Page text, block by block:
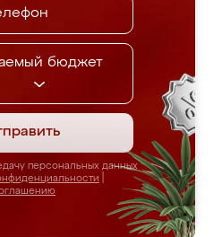
бюджет
персональных данных